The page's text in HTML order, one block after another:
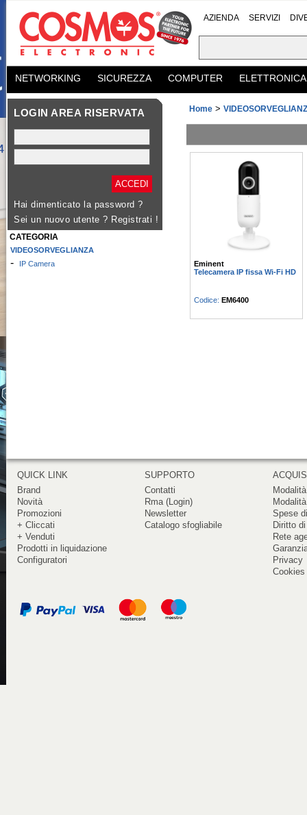
AZIENDA SERVIZI
NETWORKING SICUREZZA COMPUTER ELETTRONICA
LOGIN AREA RISERVATA
Hai dimenticato la password ?
Sei un nuovo utente ? Registrati !
CATEGORIA
VIDEOSORVEGLIANZA
- IP Camera
Home >
Eminent
Telecamera IP fissa Wi-Fi HD
Codice: EM6400
QUICK LINK
Brand
Novità
Promozioni
+ Cliccati
+ Venduti
Prodotti in liquidazione
Configuratori
SUPPORTO
Contatti
Rma (Login)
Newsletter
Catalogo sfogliabile
Spese
Diritto
Rete
Privacy